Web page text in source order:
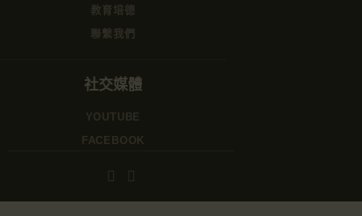
教育培德
聯繫我們
社交媒體
YOUTUBE
FACEBOOK